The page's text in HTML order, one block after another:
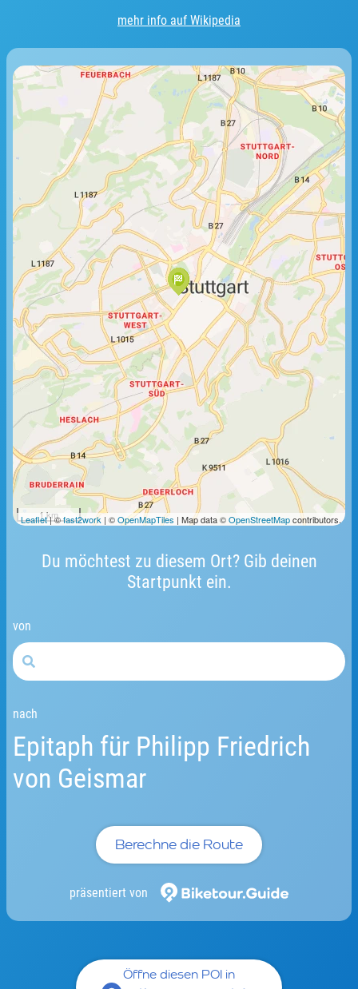
mehr info auf Wikipedia
Du möchtest zu diesem Ort? Gib deinen
Startpunkt ein.
von
nach
Epitaph für Philipp Friedrich
von Geismar
Berechne die Route
präsentiert von
1 km
Leaflet| ©fast2work | ©OpenMapTiles | Map data ©OpenStreetMapcontributors.
Öffne diesen POI in